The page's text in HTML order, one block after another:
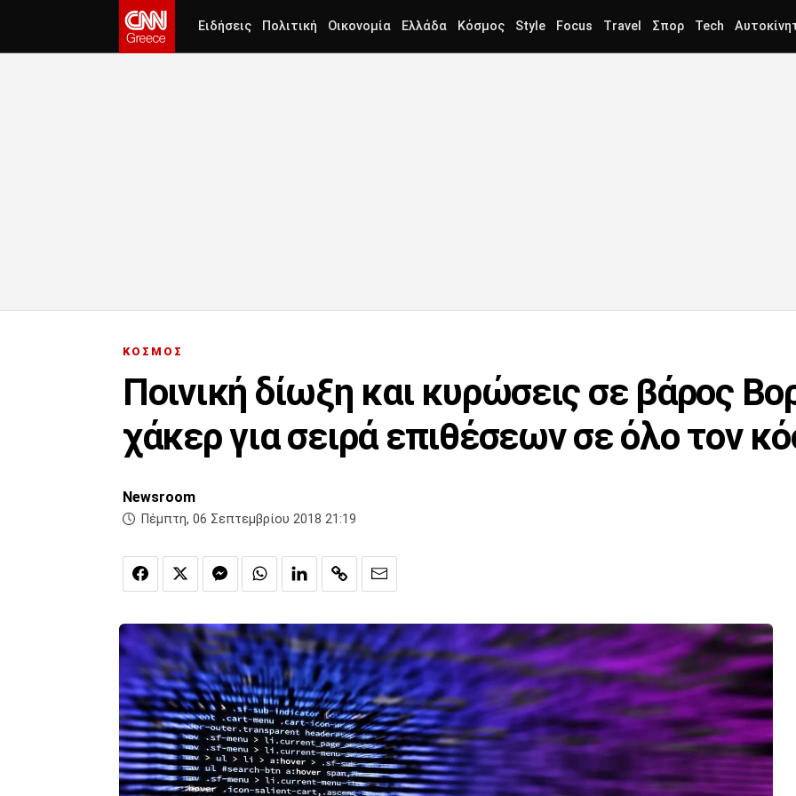
Ειδήσεις Πολιτική Οικονομία Ελλάδα Κόσμος Style Focus Travel Σπορ Tech
ΚΟΣΜΟΣ
Ποινική δίωξη και κυρώσεις σε βάρος
χάκερ για σειρά επιθέσεων σε όλο τον
Newsroom
Πέμπτη, 06 Σεπτεμβρίου 2018 21:19